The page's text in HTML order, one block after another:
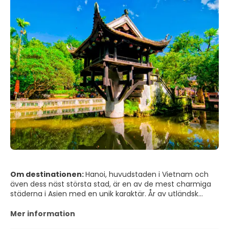
Om destinationen:Hanoi, huvudstaden i Vietnam och
även dess näst största stad, är en av de mest charmiga
städerna i Asien med en unik karaktär. År av utländsk
visas i de intressanta museerna, de historiska
Mer information